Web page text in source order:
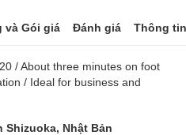
và Gói giá Đánh giá Thông
/ About three minutes on foot
/ Ideal for business and
Shizuoka, Nhật Bản